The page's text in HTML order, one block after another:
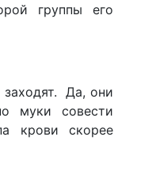
группы его
Да, они
муки совести
крови скорее